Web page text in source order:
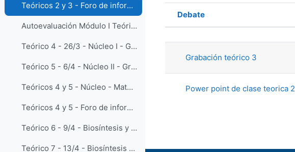
Teóricos 2 y 3 - Foro de información complementaria y dudas
Autoevaluación Módulo I Teóricos 1 a 3, Microscopía y Membranas biológicas
Teórico 4 - 26/3 - Núcleo I - Grabación completa
Teórico 5 - 6/4 - Núcleo II - Grabación completa
Teóricos 4 y 5 - Núcleo - Material de apoyo
Teóricos 4 y 5 - Foro de información complementaria y dudas
Teórico 6 - 9/4 - Biosíntesis y tráfico intracelular I - Grabación completa
Teórico 7 - 13/4 - Biosíntesis y tráfico intracelular II - Grabación completa
Estado
Debate
Grabación teórico 3
Power point de clase teorica 2